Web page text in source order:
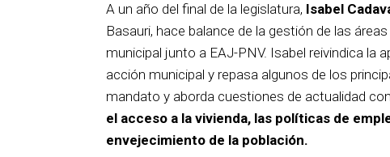
A un año del final de la legislatura, Isabel
Basauri, hace balance de la gestión de las
municipal junto a EAJ-PNV. Isabel reivindica la
acción municipal y repasa algunos de los
mandato y aborda cuestiones de actualidad
el acceso a la vivienda, las políticas de
envejecimiento de la población.